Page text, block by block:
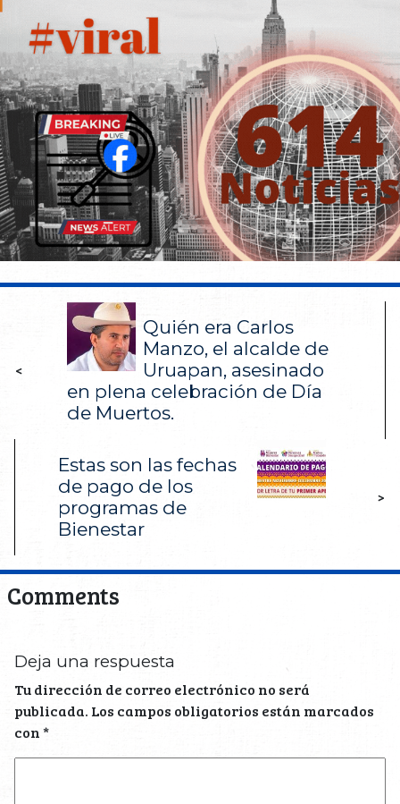
<
Quién era Carlos
Manzo, el alcalde de
Uruapan, asesinado
en plena celebración de Día
de Muertos.
Estas son las fechas
de pago de los
programas de
Bienestar
>
Comments
Deja una respuesta
Tu dirección de correo electrónico no será
publicada. Los campos obligatorios están marcados
con*